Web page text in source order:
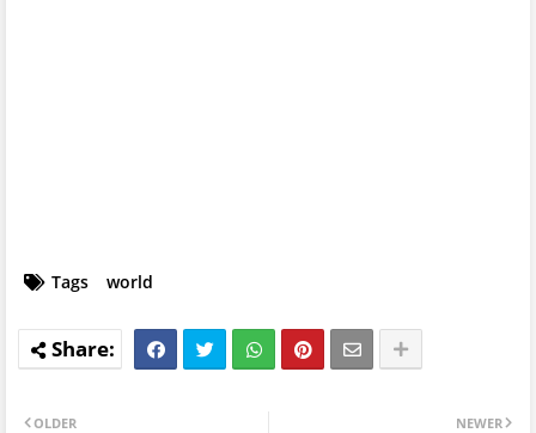
Tags world
NEWER
OLDER